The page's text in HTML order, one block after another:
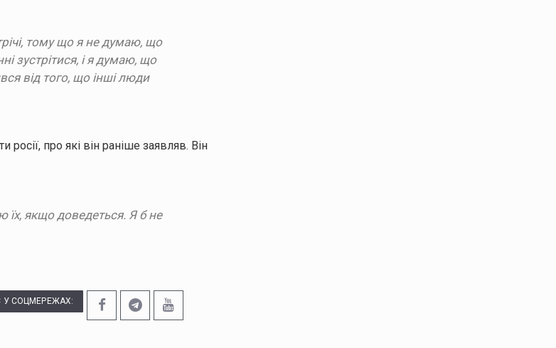
тому що я не думаю, що
зустрітися, і я думаю, що
від того, що інші люди
про які він раніше заявляв. Він
їх, якщо доведеться. Я б не
У СОЦМЕРЕЖАХ: